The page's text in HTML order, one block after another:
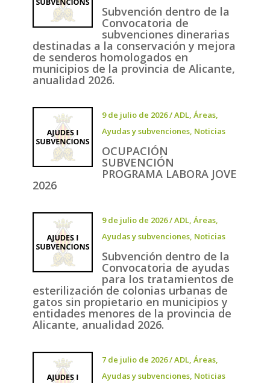
Subvención dentro de la
Convocatoria de
subvenciones dinerarias
destinadas a la conservación y mejora
de senderos homologados en
municipios de la provincia de Alicante,
anualidad 2026.
9 de julio de 2026/ADL, Áreas,
Ayudas y subvenciones, Noticias
OCUPACIÓN
SUBVENCIÓN
PROGRAMA LABORA JOVE
2026
9 de julio de 2026/ADL, Áreas,
Ayudas y subvenciones, Noticias
Subvención dentro de la
Convocatoria de ayudas
para los tratamientos de
esterilización de colonias urbanas de
gatos sin propietario en municipios y
entidades menores de la provincia de
Alicante, anualidad 2026.
7 de julio de 2026/ADL, Áreas,
Ayudas y subvenciones, Noticias